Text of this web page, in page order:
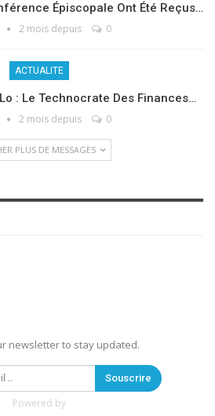
Épiscopale Ont Été Reçus…
2 mois depuis 0
ACTUALITE
: Le Technocrate Des Finances…
2 mois depuis 0
PLUS DE MESSAGES
newsletter to stay updated.
Souscrire
Powered by